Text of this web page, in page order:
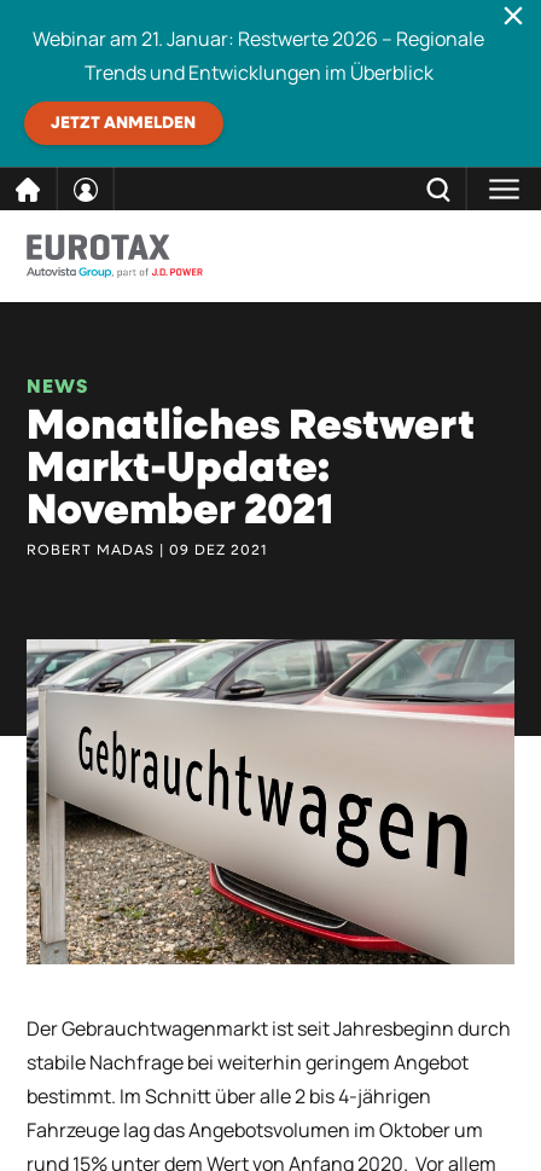
Inhalt
Webinar am 21. Januar: Restwerte 2026 – Regionale
Trends und Entwicklungen im Überblick
JETZT ANMELDEN
NEWS
Monatliches Restwert
Markt-Update:
November 2021
ROBERT MADAS | 09 DEZ 2021
Der Gebrauchtwagenmarkt ist seit Jahresbeginn durch
stabile Nachfrage bei weiterhin geringem Angebot
bestimmt. Im Schnitt über alle 2 bis 4-jährigen
Fahrzeuge lag das Angebotsvolumen im Oktober um
rund 15% unter dem Wert von Anfang 2020. Vor allem